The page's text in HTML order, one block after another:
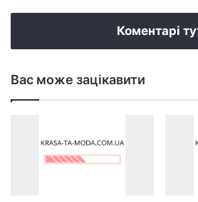
te
Коментарі
Вас може зацікавити